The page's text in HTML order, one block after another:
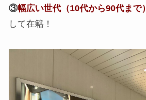
③幅広い世代（10代から90代まで）
して在籍！